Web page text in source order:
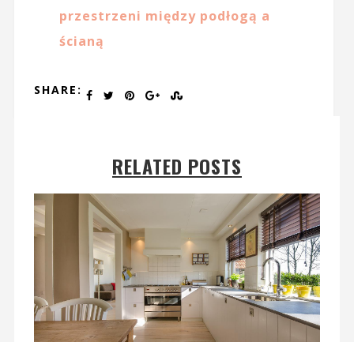
przestrzeni między podłogą a
ścianą
SHARE:
RELATED POSTS